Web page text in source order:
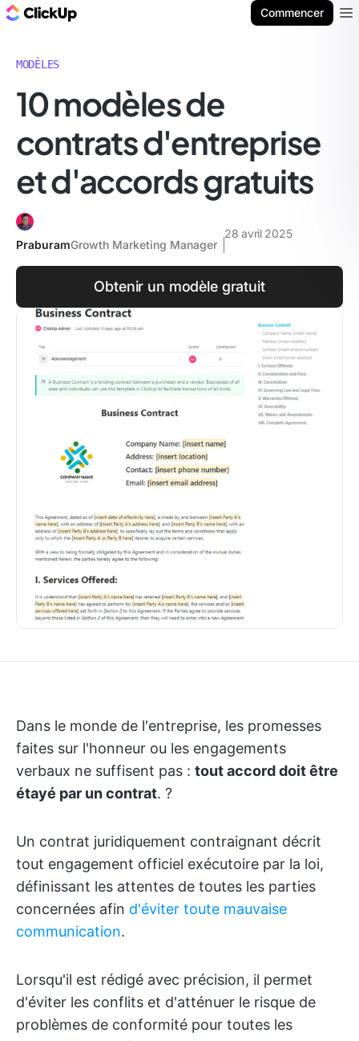
Commencer
MODÈLES
10 modèles de
contrats d'entreprise
et d'accords gratuits
PraburamGrowth Marketing Manager
28 avril 2025
Obtenir un modèle gratuit
Dans le monde de l'entreprise, les promesses
faites sur l'honneur ou les engagements
verbaux ne suffisent pas : tout accord doit être
étayé par un contrat. ?
Un contrat juridiquement contraignant décrit
tout engagement officiel exécutoire par la loi,
définissant les attentes de toutes les parties
concernées afin d'éviter toute mauvaise
communication.
Lorsqu'il est rédigé avec précision, il permet
d'éviter les conflits et d'atténuer le risque de
problèmes de conformité pour toutes les